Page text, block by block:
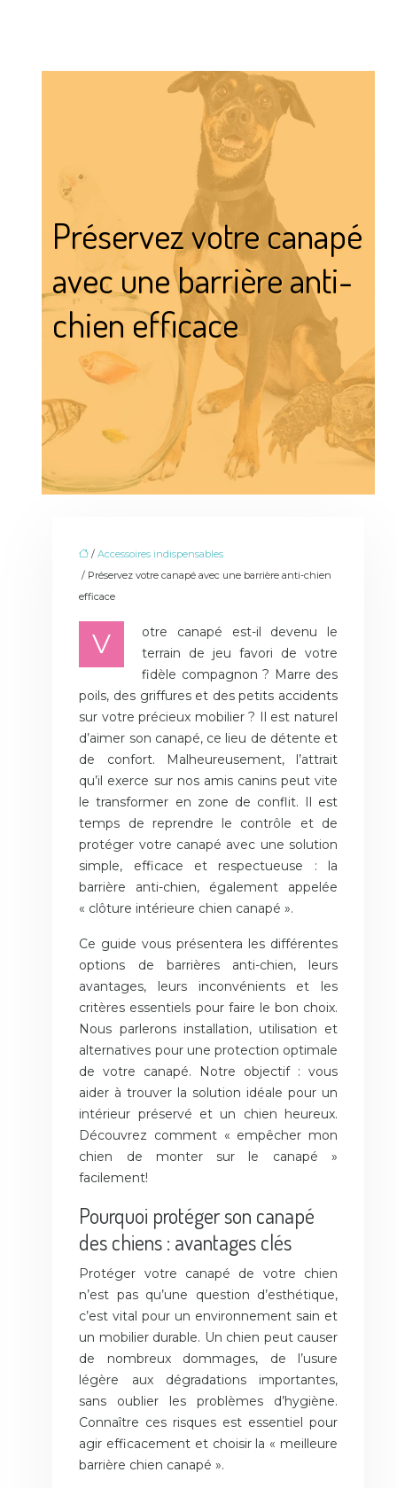
Préservez votre canapé
avec une barrière anti-
chien efficace
/Accessoires indispensables
/ Préservez votre canapé avec une barrière anti-chien
efficace
V
otre canapé est-il devenu le
terrain de jeu favori de votre
fidèle compagnon ? Marre des
poils, des griffures et des petits accidents
sur votre précieux mobilier ? Il est naturel
d’aimer son canapé, ce lieu de détente et
de confort. Malheureusement, l’attrait
qu’il exerce sur nos amis canins peut vite
le transformer en zone de conflit. Il est
temps de reprendre le contrôle et de
protéger votre canapé avec une solution
simple, efficace et respectueuse : la
barrière anti-chien, également appelée
« clôture intérieure chien canapé ».
Ce guide vous présentera les différentes
options de barrières anti-chien, leurs
avantages, leurs inconvénients et les
critères essentiels pour faire le bon choix.
Nous parlerons installation, utilisation et
alternatives pour une protection optimale
de votre canapé. Notre objectif : vous
aider à trouver la solution idéale pour un
intérieur préservé et un chien heureux.
Découvrez comment « empêcher mon
chien de monter sur le canapé »
facilement!
Pourquoi protéger son canapé
des chiens : avantages clés
Protéger votre canapé de votre chien
n’est pas qu’une question d’esthétique,
c’est vital pour un environnement sain et
un mobilier durable. Un chien peut causer
de nombreux dommages, de l’usure
légère aux dégradations importantes,
sans oublier les problèmes d’hygiène.
Connaître ces risques est essentiel pour
agir efficacement et choisir la « meilleure
barrière chien canapé ».